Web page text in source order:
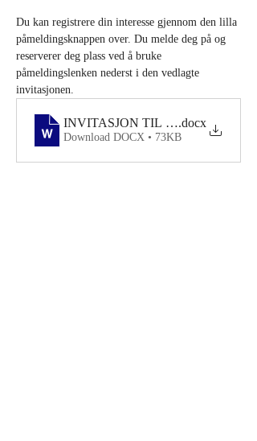
Du kan registrere din interesse gjennom den lilla
påmeldingsknappen over. Du melde deg på og
reserverer deg plass ved å bruke
påmeldingslenken nederst i den vedlagte
invitasjonen.
INVITASJON TIL KURS I
.docx
Download DOCX • 73KB